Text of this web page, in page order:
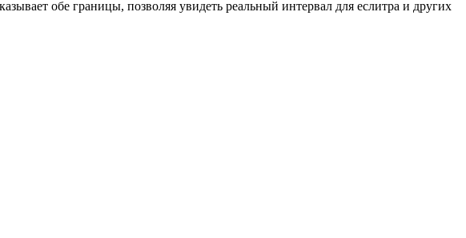
обе границы, позволяя увидеть реальный интервал для еслитра и других